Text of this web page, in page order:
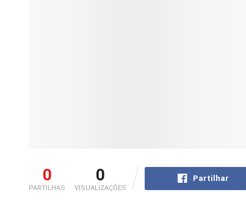
0
PARTILHAS
0
VISUALIZAÇÕES
Partilhar